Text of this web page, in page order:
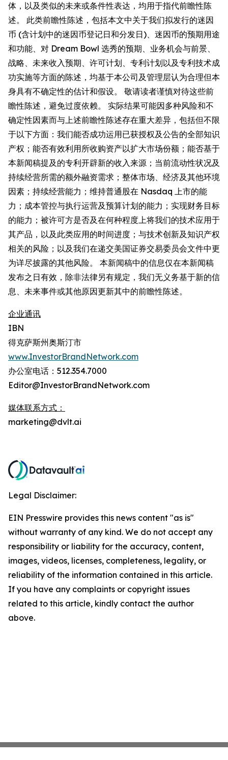
体，以及类似的未来或条件性表达，均用于指代前瞻性陈
述。 此类前瞻性陈述，包括本文中关于我们拟发行的迷因
币 (含计划中的迷因币登记日和分发日)、迷因币的预期用途
和功能、对 Dream Bowl 选秀的预期、业务机会与前景、
战略、未来收入预期、许可计划、专利计划以及专利技术成
功实施等方面的陈述，均基于本公司及管理层认为合理但本
身具有不确定性的估计和假设。 敬请读者谨慎对待这些前
瞻性陈述，避免过度依赖。 实际结果可能因多种风险和不
确定性因素而与上述前瞻性陈述存在重大差异，包括但不限
于以下方面：我们能否成功运用已获授权及公告的全部知识
产权；能否有效利用所收购资产以扩大市场份额；能否基于
本新闻稿提及的专利开辟新的收入来源；当前流动性状况及
持续经营所需的额外融资需求；整体市场、经济及其他环境
因素；持续经营能力；维持普通股在 Nasdaq 上市的能
力；成本管控与执行运营及预算计划的能力；实现财务目标
的能力；被许可方是否及在何种程度上将我们的技术应用于
其产品，以及此类应用的时间进度；与技术创新及知识产权
相关的风险；以及我们在递交美国证券交易委员会文件中更
为详尽披露的其他风险。 本新闻稿中的信息仅在本新闻稿
发布之日有效，除非法律另有规定，我们无义务基于新的信
息、未来事件或其他原因更新其中的前瞻性陈述。
企业通讯
IBN
得克萨斯州奥斯汀市
www.InvestorBrandNetwork.com
办公室电话：512.354.7000
Editor@InvestorBrandNetwork.com
媒体联系方式：
marketing@dvlt.ai
Legal Disclaimer:
EIN Presswire provides this news content "as is"
without warranty of any kind. We do not accept any
responsibility or liability for the accuracy, content,
images, videos, licenses, completeness, legality, or
reliability of the information contained in this article.
If you have any complaints or copyright issues
related to this article, kindly contact the author
above.